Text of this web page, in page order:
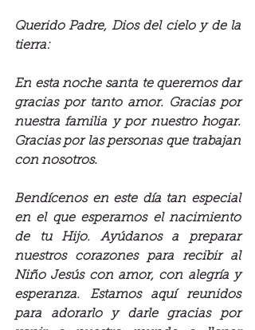
Querido Padre, Dios del cielo y de la
tierra:
En esta noche santa te queremos dar
gracias por tanto amor. Gracias por
nuestra familia y por nuestro hogar.
Gracias por las personas que trabajan
con nosotros.
Bendícenos en este día tan especial
en el que esperamos el nacimiento
de tu Hijo. Ayúdanos a preparar
nuestros corazones para recibir al
Niño Jesús con amor, con alegría y
esperanza. Estamos aquí reunidos
para adorarlo y darle gracias por